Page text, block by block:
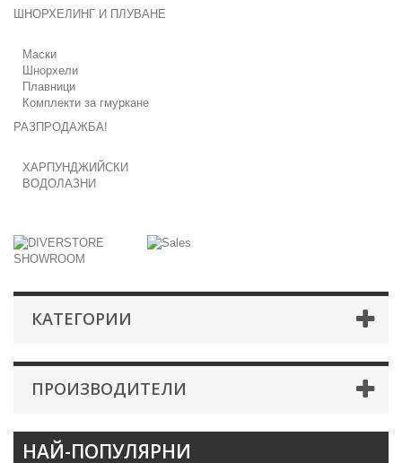
ШНОРХЕЛИНГ И ПЛУВАНЕ
Маски
Шнорхели
Плавници
Комплекти за гмуркане
РАЗПРОДАЖБА!
ХАРПУНДЖИЙСКИ
ВОДОЛАЗНИ
КАТЕГОРИИ
ПРОИЗВОДИТЕЛИ
НАЙ-ПОПУЛЯРНИ